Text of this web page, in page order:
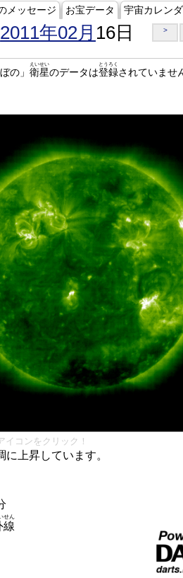
メッセージ お宝データ 宇宙カレン
2011年02月 16日 >
の」 衛星
えいせい
のデータは登録
とうろく
されていませ
コンをクリック！
に上昇しています。
線
せん